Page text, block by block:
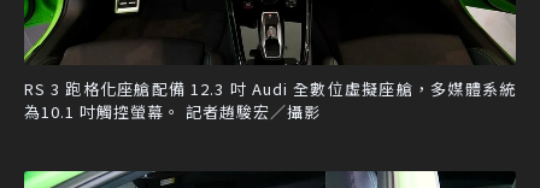
RS 3 跑格化座艙配備 12.3 吋 Audi 全數位虛擬座艙，多媒體系統
為10.1 吋觸控螢幕。 記者趙駿宏／攝影